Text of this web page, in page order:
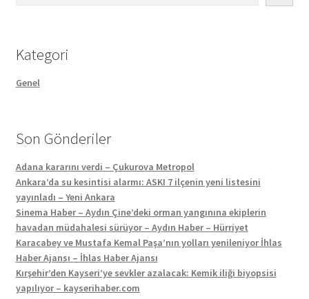
Kategori
Genel
Son Gönderiler
Adana kararını verdi – Çukurova Metropol
Ankara’da su kesintisi alarmı: ASKI 7 ilçenin yeni listesini
yayınladı – Yeni Ankara
Sinema Haber – Aydın Çine’deki orman yangınına ekiplerin
havadan müdahalesi sürüyor – Aydın Haber – Hürriyet
Karacabey ve Mustafa Kemal Paşa’nın yolları yenileniyor İhlas
Haber Ajansı – İhlas Haber Ajansı
Kırşehir’den Kayseri’ye sevkler azalacak: Kemik iliği biyopsisi
yapılıyor – kayserihaber.com